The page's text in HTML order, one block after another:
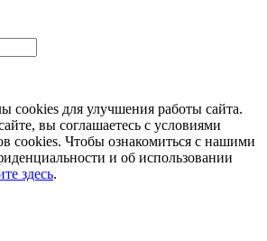
cookies для улучшения работы сайта.
вы соглашаетесь с условиями
cookies. Чтобы ознакомиться с нашими
и об использовании
здесь.